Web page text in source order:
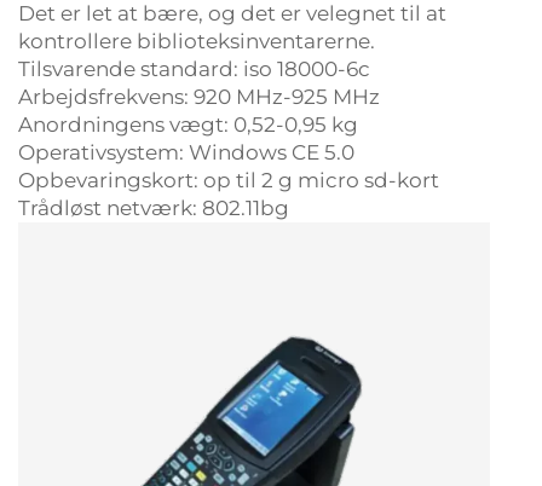
Det er let at bære, og det er velegnet til at
kontrollere biblioteksinventarerne.
Tilsvarende standard: iso 18000-6c
Arbejdsfrekvens: 920 MHz-925 MHz
Anordningens vægt: 0,52-0,95 kg
Operativsystem: Windows CE 5.0
Opbevaringskort: op til 2 g micro sd-kort
Trådløst netværk: 802.11bg